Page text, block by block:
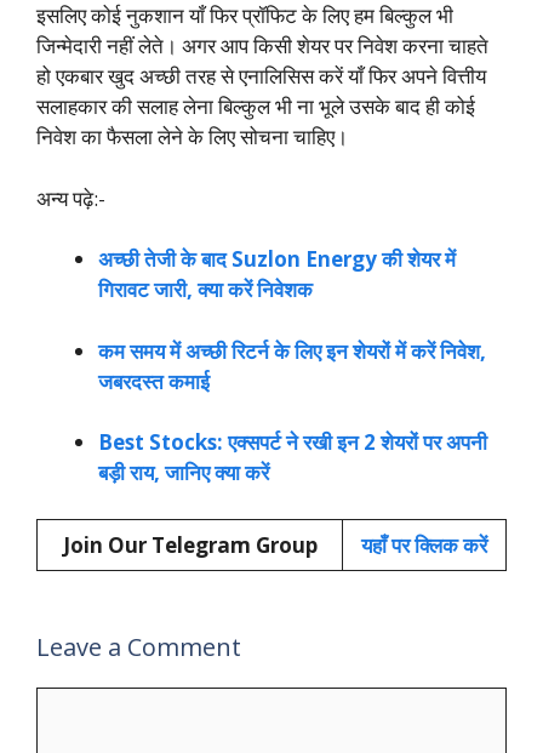
इसलिए कोई नुकशान याँ फिर प्रॉफिट के लिए हम बिल्कुल भी
जिन्मेदारी नहीं लेते। अगर आप किसी शेयर पर निवेश करना चाहते
हो एकबार खुद अच्छी तरह से एनालिसिस करें याँ फिर अपने वित्तीय
सलाहकार की सलाह लेना बिल्कुल भी ना भूले उसके बाद ही कोई
निवेश का फैसला लेने के लिए सोचना चाहिए।
अन्य पढ़े:-
अच्छी तेजी के बाद Suzlon Energy की शेयर में
गिरावट जारी, क्या करें निवेशक
कम समय में अच्छी रिटर्न के लिए इन शेयरों में करें निवेश,
जबरदस्त कमाई
Best Stocks: एक्सपर्ट ने रखी इन 2 शेयरों पर अपनी
बड़ी राय, जानिए क्या करें
Join Our Telegram Group यहाँपर क्लिक करें
Leave a Comment